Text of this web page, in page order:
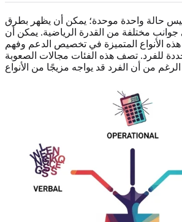
حالة واحدة موحدة؛ يمكن أن يظهر بطرق
جوانب مختلفة من القدرة الرياضية. يمكن أن
الأنواع المتميزة في تخصيص الدعم وفهم
للفرد. تصف هذه الفئات مجالات الصعوبة